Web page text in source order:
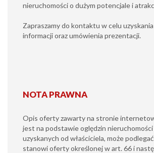
nieruchomości o dużym potencjale i
Zapraszamy do kontaktu w celu
informacji oraz umówienia prezentacji.
NOTA PRAWNA
Opis oferty zawarty na stronie
jest na podstawie oględzin
uzyskanych od właściciela, może
stanowi oferty określonej w art. 66 i